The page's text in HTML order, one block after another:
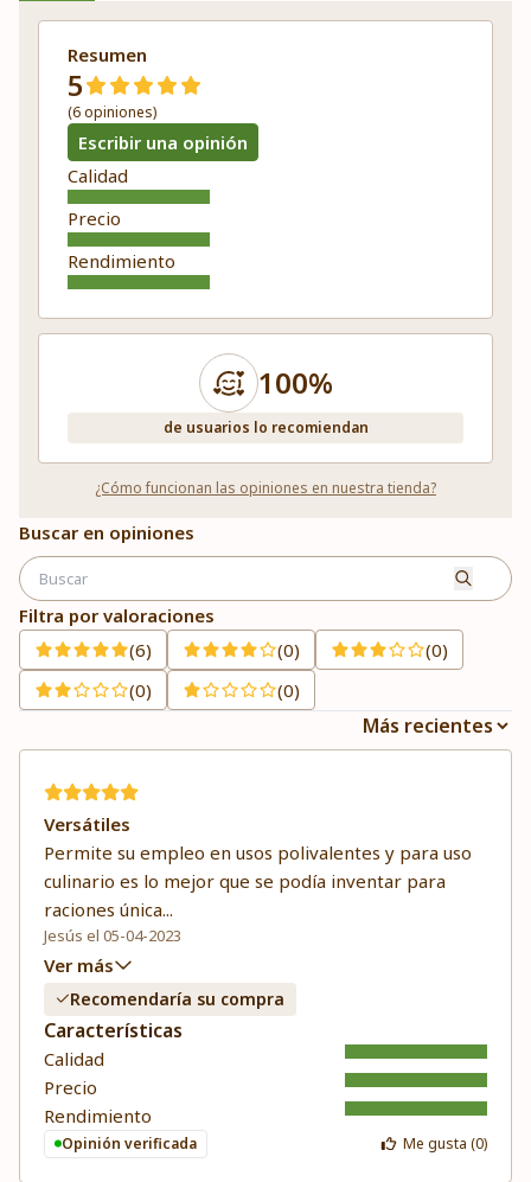
Resumen
5
(6 opiniones)
Escribir una opinión
Calidad
Precio
Rendimiento
100%
de usuarios lo recomiendan
¿Cómo funcionan las opiniones en nuestra tienda?
Buscar en opiniones
Filtra por valoraciones
(6)
(0)
(0)
(0)
(0)
Versátiles
Permite su empleo en usos polivalentes y para uso
culinario es lo mejor que se podía inventar para
raciones única...
Jesús el 05-04-2023
Ver más
Recomendaría su compra
Características
Calidad
Precio
Rendimiento
Opinión verificada Me gusta (0)